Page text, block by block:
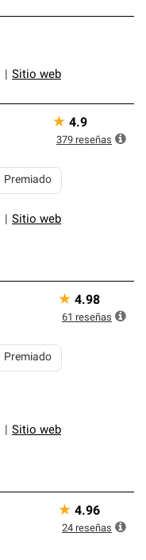
Sitio web
Sitio web
Premiado
★ 4.9
379 reseñas
Sitio web
Premiado
★ 4.98
61 reseñas
★ 4.96
24 reseñas